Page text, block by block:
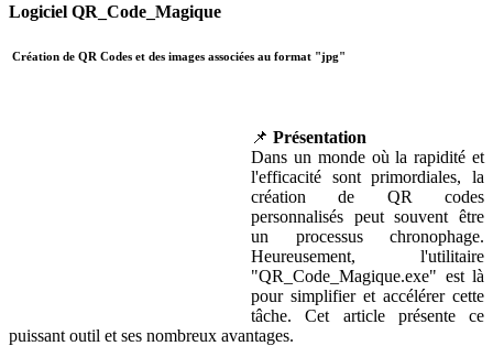
Logiciel QR_Code_Magique
Création de QR Codes et des images associées au format "jpg"
📌 Présentation
Dans un monde où la rapidité et
l'efficacité sont primordiales, la
création de QR codes
personnalisés peut souvent être
un processus chronophage.
Heureusement, l'utilitaire
"QR_Code_Magique.exe" est là
pour simplifier et accélérer cette
tâche. Cet article présente ce
puissant outil et ses nombreux avantages.